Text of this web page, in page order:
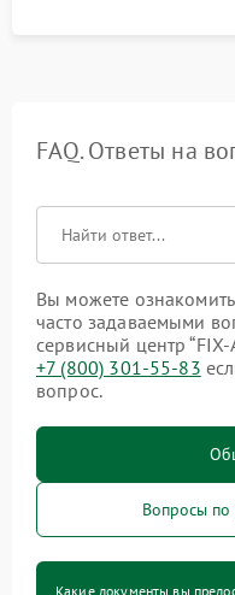
FAQ. Ответы на
Вы можете
часто задаваемыми
сервисный центр
+7 (800) 301-55-83
вопрос.
Вопросы
Какие документы вы